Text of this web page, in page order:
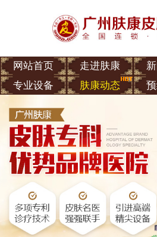
网站首页 走进肤康
专业设备
肤康动态